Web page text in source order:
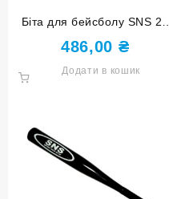
Біта для бейсболу SNS 21
червона
486,00 ₴
Додати в кошик